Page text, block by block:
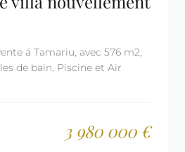
á Tamariu, avec 576 m2,
de bain, Piscine et Air
3 980 000 €